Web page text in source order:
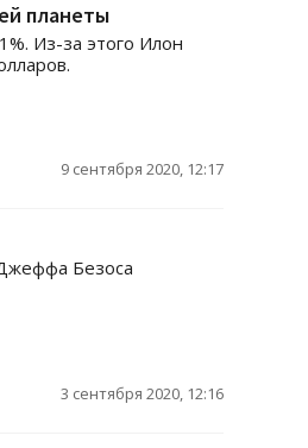
планеты
Из-за этого Илон
9 сентября 2020, 12:17
Безоса
3 сентября 2020, 12:16